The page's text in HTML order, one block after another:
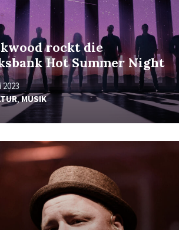
rockt die
Hot Summer Night
2023
,MUSIK